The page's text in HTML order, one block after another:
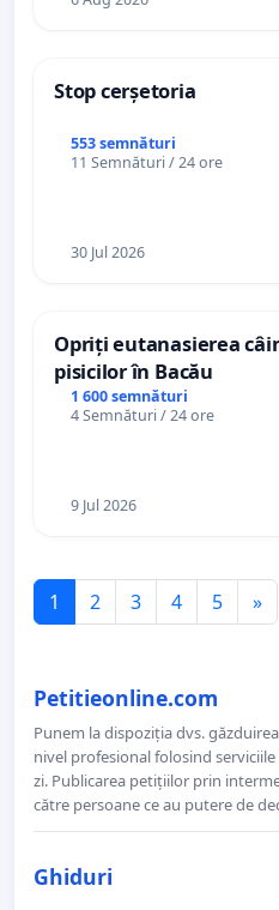
Stop cerșetoria
553 semnături
11 Semnături / 24 ore
30 Jul 2026
Opriți eutanasierea
pisicilor în Bacău
1 600 semnături
4 Semnături / 24 ore
9 Jul 2026
1 2 3 4 5 »
Petitieonline.com
Punem la dispoziția dvs.
nivel profesional folosind
zi. Publicarea petițiilor prin
către persoane ce au putere de
Ghiduri